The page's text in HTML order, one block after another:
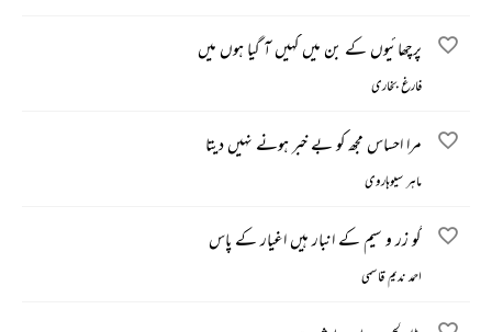
پرچھائیوں کے بن میں کہیں آ گیا ہوں میں
فارغ بخاری
مرا احساس مجھ کو بے خبر ہونے نہیں دیتا
ماہر سیوہاروی
گو زر و سیم کے انبار ہیں اغیار کے پاس
احمد ندیم قاسمی